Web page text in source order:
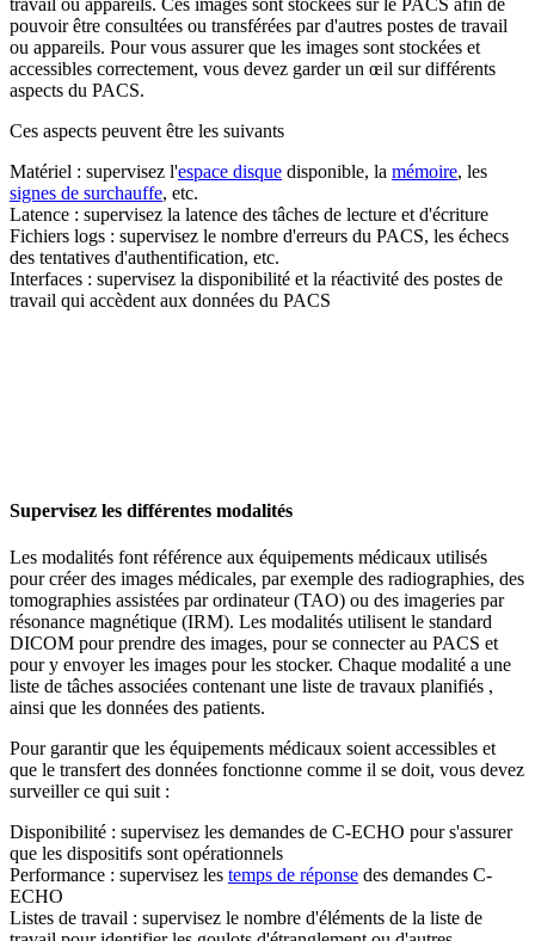
pouvoir être consultées ou transférées par d'autres postes de travail
ou appareils. Pour vous assurer que les images sont stockées et
accessibles correctement, vous devez garder un œil sur différents
aspects du PACS.
Ces aspects peuvent être les suivants
Matériel : supervisez l'espace disque disponible, la mémoire, les
signes de surchauffe, etc.
Latence : supervisez la latence des tâches de lecture et d'écriture
Fichiers logs : supervisez le nombre d'erreurs du PACS, les échecs
des tentatives d'authentification, etc.
Interfaces : supervisez la disponibilité et la réactivité des postes de
travail qui accèdent aux données du PACS
Supervisez les différentes modalités
Les modalités font référence aux équipements médicaux utilisés
pour créer des images médicales, par exemple des radiographies, des
tomographies assistées par ordinateur (TAO) ou des imageries par
résonance magnétique (IRM). Les modalités utilisent le standard
DICOM pour prendre des images, pour se connecter au PACS et
pour y envoyer les images pour les stocker. Chaque modalité a une
liste de tâches associées contenant une liste de travaux planifiés ,
ainsi que les données des patients.
Pour garantir que les équipements médicaux soient accessibles et
que le transfert des données fonctionne comme il se doit, vous devez
surveiller ce qui suit :
Disponibilité : supervisez les demandes de C-ECHO pour s'assurer
que les dispositifs sont opérationnels
Performance : supervisez les temps de réponse des demandes C-
ECHO
Listes de travail : supervisez le nombre d'éléments de la liste de